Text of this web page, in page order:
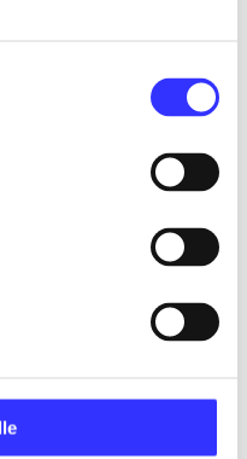
konkretes videnskab